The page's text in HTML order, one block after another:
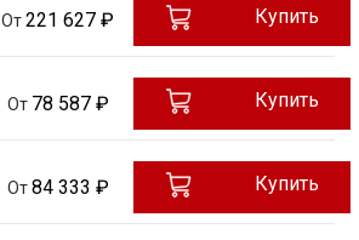
От 221 627 ₽ Купить
От 78 587 ₽ Купить
От84 333 ₽ Купить